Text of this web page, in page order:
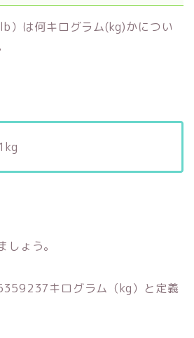
）は何キログラム(kg)かについ
ょう。
キログラム（kg）と定義